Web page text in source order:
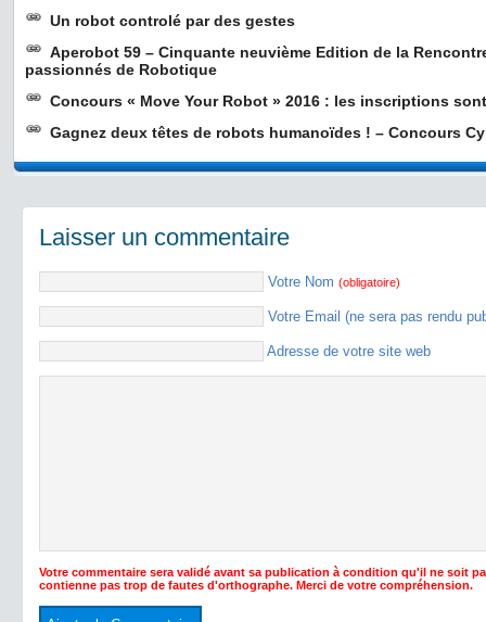
Un robot controlé par des gestes
Aperobot 59 – Cinquante neuvième Edition de la
passionnés de Robotique
Concours « Move Your Robot » 2016 : les inscriptions
Gagnez deux têtes de robots humanoïdes ! – Concours
Laisser un commentaire
Votre Nom (obligatoire)
Votre Email (ne sera pas rendu
Adresse de votre site web
Votre commentaire sera validé avant sa publication à condition qu'il ne soit
contienne pas trop de fautes d'orthographe. Merci de votre compréhension.